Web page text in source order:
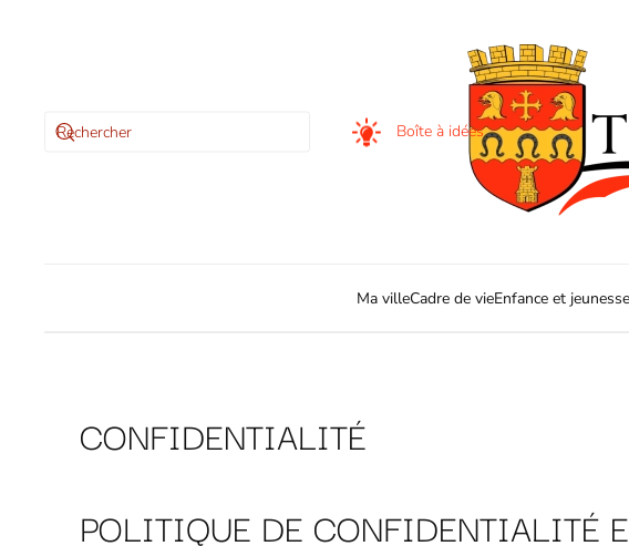
Boîte à idées
Ma villeCadre de vieEnfance et jeunesse
CONFIDENTIALITÉ
POLITIQUE DE CONFIDENTIALITÉ